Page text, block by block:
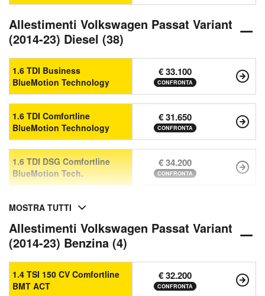
Allestimenti Volkswagen Passat Variant
(2014-23) Diesel (38)
1.6 TDI Business
BlueMotion Technology
€ 33.100
CONFRONTA
1.6 TDI Comfortline
BlueMotion Technology
€ 31.650
CONFRONTA
1.6 TDI DSG Comfortline
BlueMotion Tech.
€ 34.200
CONFRONTA
MOSTRA TUTTI
Allestimenti Volkswagen Passat Variant
(2014-23) Benzina (4)
1.4 TSI 150 CV Comfortline
BMT ACT
€ 32.200
CONFRONTA